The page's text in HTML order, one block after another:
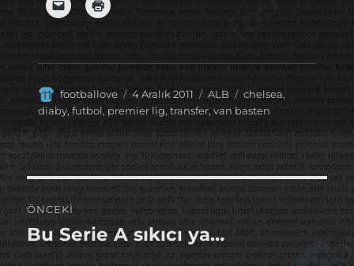
Yazar
footballove
Yayın
tarihi
4 Aralık 2011 Kategoriler
ALB Etiketler
chelsea,
diaby, futbol, premier lig, transfer, van basten
Yazı
gezinmesi
ÖNCEKI
Önceki
yazı:
Bu Serie A sıkıcı ya…